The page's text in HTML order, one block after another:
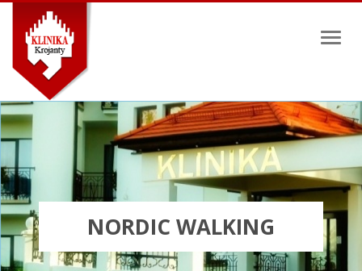
Toggle
NORDIC WALKING